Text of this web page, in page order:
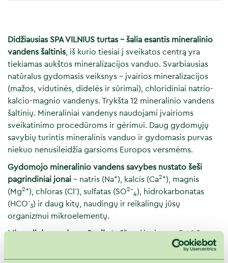
Didžiausias SPA VILNIUS turtas – šalia esantis mineralinio
vandens šaltinis , iš kurio tiesiai į sveikatos centrą yra
tiekiamas aukštos mineralizacijos vanduo. Svarbiausias
natūralus gydomasis veiksnys – įvairios mineralizacijos
(mažos, vidutinės, didelės ir sūrimai), chloridiniai natrio-
kalcio-magnio vandenys. Trykšta 12 mineralinio vandens
šaltinių. Mineraliniai vandenys naudojami įvairioms
sveikatinimo procedūroms ir gėrimui. Daug gydomųjų
savybių turintis mineralinis vanduo ir gydomasis purvas
niekuo nenusileidžia garsioms Europos versmėms.
Gydomojo mineralinio vandens savybes nustato šeši
pagrindiniai jonai - natris (Na+), kalcis (Ca2+), magnis
(Mg2+), chloras (Cl -), sulfatas (SO2-
4), hidrokarbonatas
(НСО-
3) ir daug kitų, naudingų ir reikalingų jūsų
organizmui mikroelementų.
Mineralinio vandens „Sveikata 1“sudėtyje yra: Br-1,8;
+407,5;
K 2,4; Ca 79,5; Mg
3,8 katijonų, kurio bendra